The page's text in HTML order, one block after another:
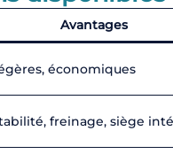
Avantages
économiques
freinage, siège